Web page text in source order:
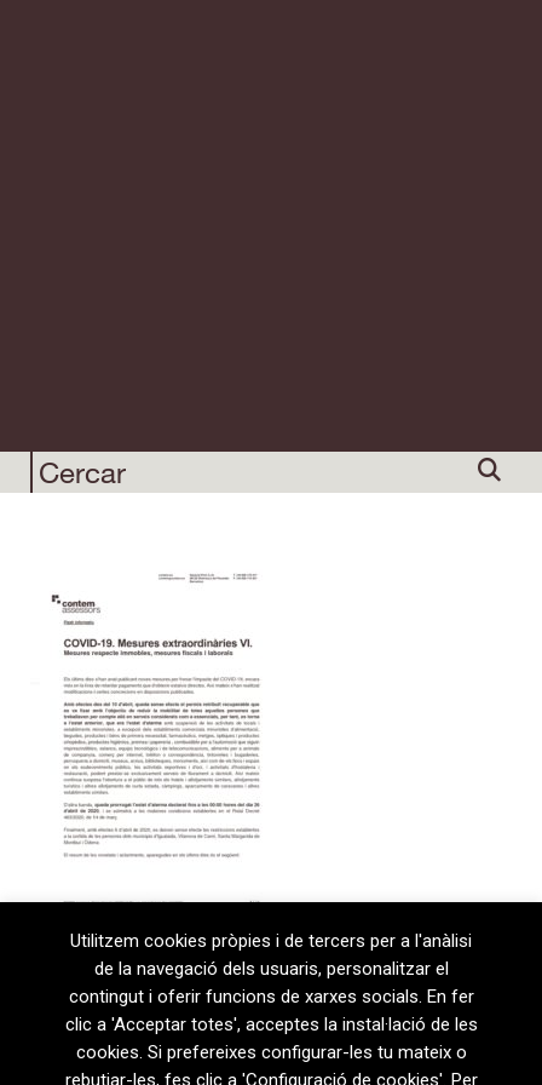
Utilitzem cookies pròpies i de tercers per a l'anàlisi
de la navegació dels usuaris, personalitzar el
contingut i oferir funcions de xarxes socials. En fer
clic a 'Acceptar totes', acceptes la instal·lació de les
cookies. Si prefereixes configurar-les tu mateix o
rebutjar-les, fes clic a 'Configuració de cookies'. Per